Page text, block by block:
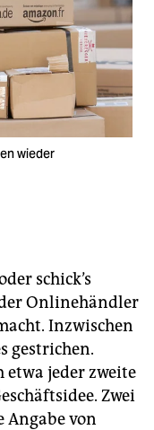
wieder
schick’s
Onlinehändler
Inzwischen
gestrichen.
etwa jeder zweite
Zwei
Angabe von